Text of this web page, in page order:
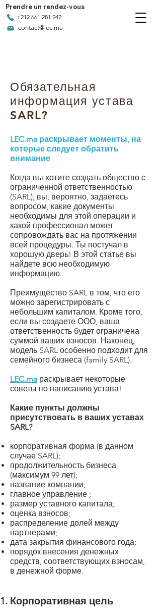
+212 661 281 242
contact@lec.ma
Prendre un rendez-vous
Обязательная
информация устава
SARL?
LEC.ma раскрывает моменты, на
которые следует обратить
внимание
Когда вы хотите создать общество с
ограниченной ответственностью
(SARL), вы, вероятно, задаетесь
вопросом, какие документы
необходимы для этой операции и
какой профессионал может
сопровождать вас на протяжении
всей процедуры. Ты постучал в
хорошую дверь! В этой статье вы
найдете всю необходимую
информацию.
Преимущество SARL в том, что его
можно зарегистрировать с
небольшим капиталом. Кроме того,
если вы создаете ООО, ваша
ответственность будет ограничена
суммой ваших взносов. Наконец,
модель SARL особенно подходит для
семейного бизнеса (family SARL).
LEC.ma раскрывает некоторые
советы по написанию устава!
Какие пункты должны
присутствовать в ваших уставах
SARL?
корпоративная форма (в данном
случае SARL);
продолжительность бизнеса
(максимум 99 лет);
название компании;
главное управление ;
размер уставного капитала;
оценка взносов;
распределение долей между
партнерами;
дата закрытия финансового года;
порядок внесения денежных
средств, соответствующих взносам,
в денежной форме.
Корпоративная цель